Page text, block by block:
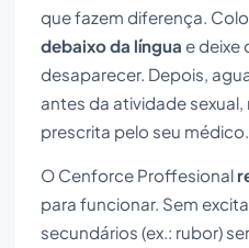
que fazem diferença.
debaixo da língua e deixe
desaparecer. Depois,
antes da atividade
prescrita pelo seu médico.
O Cenforce Proffesional
para funcionar. Sem
secundários (ex.: rubor)